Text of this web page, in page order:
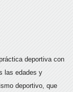
deportiva con
las edades y
deportivo, que